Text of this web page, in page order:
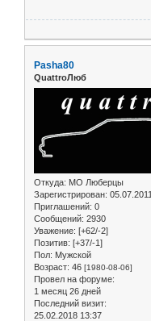
Pasha80
QuattroЛюб
Откуда: МО Люберцы
Зарегистрирован: 05.07.2011
Приглашений: 0
Сообщений: 2930
Уважение: [+62/-2]
Позитив: [+37/-1]
Пол: Мужской
Возраст: 46 [1980-08-06]
Провел на форуме:
1 месяц 26 дней
Последний визит:
25.02.2018 13:37